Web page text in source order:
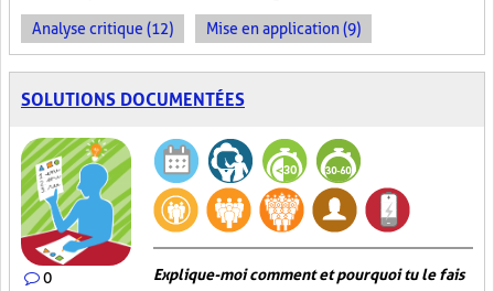
Analyse critique (12) Mise en application (9)
SOLUTIONS DOCUMENTÉES
0 Explique-moi comment et pourquoi tu le fais